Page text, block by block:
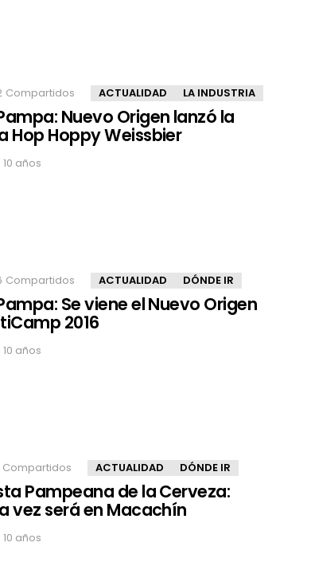
Compartidos ACTUALIDAD LA INDUSTRIA
Nuevo Origen lanzó la
Hop Hoppy Weissbier
años
Compartidos ACTUALIDAD DÓNDE IR
Se viene el Nuevo Origen
2016
años
Compartidos ACTUALIDAD DÓNDE IR
Pampeana de la Cerveza:
vez será en Macachín
años